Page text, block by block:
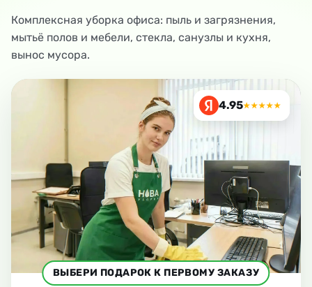
Комплексная уборка офиса: пыль и загрязнения,
мытьё полов и мебели, стекла, санузлы и кухня,
вынос мусора.
4.95★★★★★
ВЫБЕРИ ПОДАРОК К ПЕРВОМУ ЗАКАЗУ